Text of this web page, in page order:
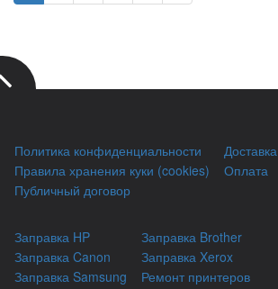
Политика конфиденциальности
Правила хранения куки (cookies)
Публичный договор
Доставка
Оплата
Заправка HP
Заправка Canon
Заправка Samsung
Заправка Brother
Заправка Xerox
Ремонт принтеров